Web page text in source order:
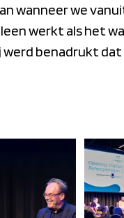
wanneer we
werkt als het
benadrukt dat